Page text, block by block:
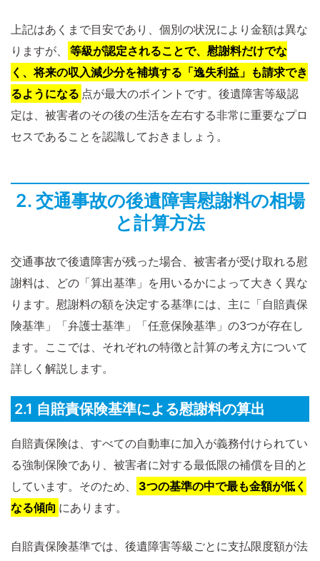
上記はあくまで目安であり、個別の状況により金額は異な
りますが、
等級が認定されることで、慰謝料だけでな
く、将来の収入減少分を補填する「逸失利益」も請求でき
るようになる 点が最大のポイントです。後遺障害等級認
定は、被害者のその後の生活を左右する非常に重要なプロ
セスであることを認識しておきましょう。
2. 交通事故の後遺障害慰謝料の相場
と計算方法
交通事故で後遺障害が残った場合、被害者が受け取れる慰
謝料は、どの「算出基準」を用いるかによって大きく異な
ります。慰謝料の額を決定する基準には、主に「自賠責保
険基準」「弁護士基準」「任意保険基準」の3つが存在し
ます。ここでは、それぞれの特徴と計算の考え方について
詳しく解説します。
2.1 自賠責保険基準による慰謝料の算出
自賠責保険は、すべての自動車に加入が義務付けられてい
る強制保険であり、被害者に対する最低限の補償を目的と
しています。そのため、
3つの基準の中で最も金額が低く
なる傾向 にあります。
自賠責保険基準では、後遺障害等級ごとに支払限度額が法